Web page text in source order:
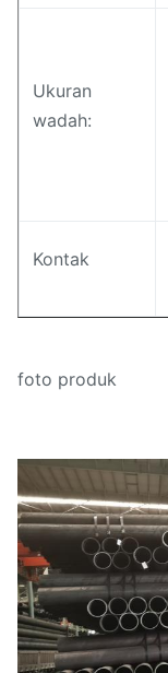
Ukuran
wadah:
Kontak
foto produk